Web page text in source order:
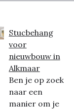
Stucbehang
voor
nieuwbouw in
Alkmaar
Ben je op zoek
naar een
manier om je